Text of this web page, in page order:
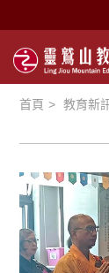
首頁 教育新訊